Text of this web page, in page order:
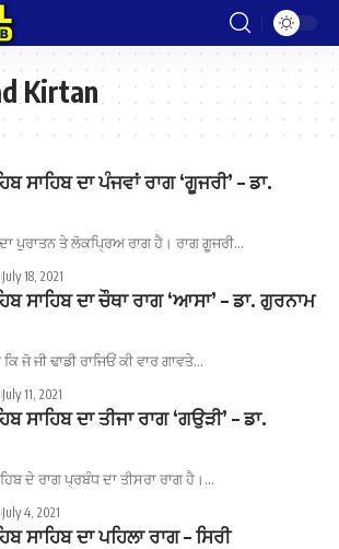
Kirtan
ਸਾਹਿਬ ਦਾ ਪੰਜਵਾਂ ਰਾਗ ‘ਗੂਜਰੀ’ – ਡਾ.
ਪੁਰਾਤਨ ਤੇ ਲੋਕਪ੍ਰਿਅ ਰਾਗ ਹੈ। ਰਾਗ ਗੂਜਰੀ…
July 18, 2021
ਸਾਹਿਬ ਦਾ ਚੌਥਾ ਰਾਗ ‘ਆਸਾ’ – ਡਾ. ਗੁਰਨਾਮ
ਜੋ ਜੀ ਢਾਡੀ ਰਾਜਿਓਂ ਕੀ ਵਾਰ ਗਾਵਤੇ…
July 11, 2021
ਸਾਹਿਬ ਦਾ ਤੀਜਾ ਰਾਗ ‘ਗਉੜੀ’ – ਡਾ.
ਦੇ ਰਾਗ ਪ੍ਰਬੰਧ ਦਾ ਤੀਸਰਾ ਰਾਗ ਹੈ।…
July 4, 2021
ਸਾਹਿਬ ਦਾ ਪਹਿਲਾ ਰਾਗ – ਸਿਰੀ